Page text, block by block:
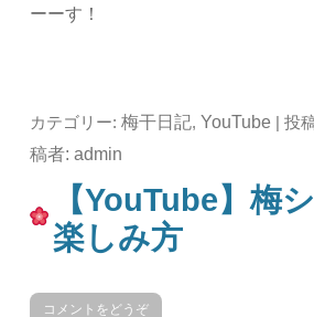
ーーす！
カテゴリー:梅干日記,YouTube | 投
稿者:admin
【YouTube】梅
楽しみ方
コメントをどうぞ